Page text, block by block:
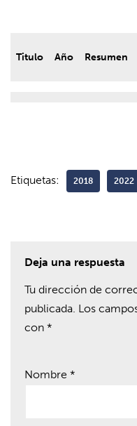
Titulo Año Resumen
Etiquetas: 2018 2022
Deja una respuesta
Tu dirección de
publicada. Los
con *
Nombre *